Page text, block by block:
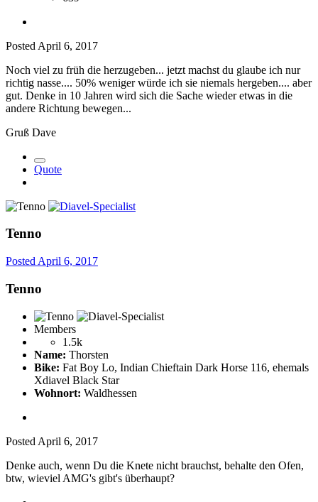
Posted April 6, 2017
Noch viel zu früh die herzugeben... jetzt machst du glaube ich nur
richtig nasse.... 50% weniger würde ich sie niemals hergeben.... aber
gut. Denke in 10 Jahren wird sich die Sache wieder etwas in die
andere Richtung bewegen...
Gruß Dave
Quote
Tenno
Posted April 6, 2017
Tenno
Members
1.5k
Name: Thorsten
Bike: Fat Boy Lo, Indian Chieftain Dark Horse 116, ehemals
Xdiavel Black Star
Wohnort: Waldhessen
Posted April 6, 2017
Denke auch, wenn Du die Knete nicht brauchst, behalte den Ofen,
btw, wieviel AMG's gibt's überhaupt?